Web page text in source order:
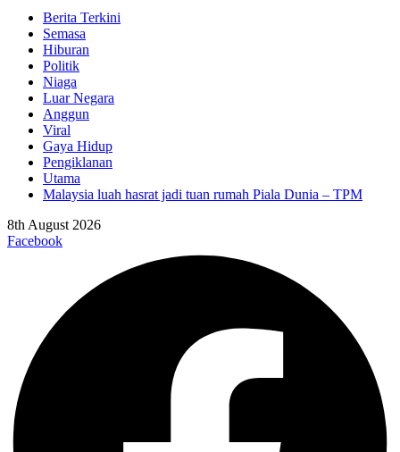
Berita Terkini
Semasa
Hiburan
Politik
Niaga
Luar Negara
Anggun
Viral
Gaya Hidup
Pengiklanan
Utama
Malaysia luah hasrat jadi tuan rumah Piala Dunia – TPM
8th August 2026
Facebook